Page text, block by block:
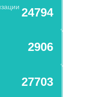
24794
2906
27703